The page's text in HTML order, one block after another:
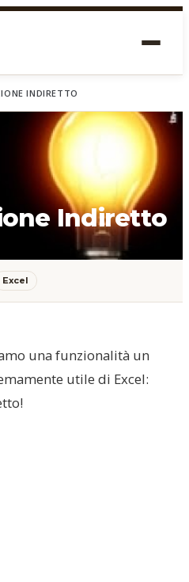
INDIRETTO
Indiretto
Excel
una funzionalità un
utile di Excel: